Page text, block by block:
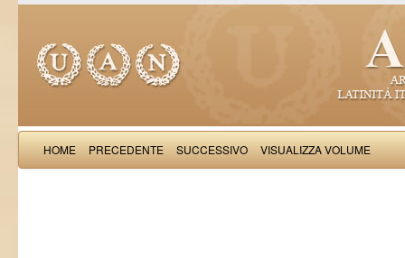
HOME PRECEDENTE SUCCESSIVO VISUALIZZA VOLUME